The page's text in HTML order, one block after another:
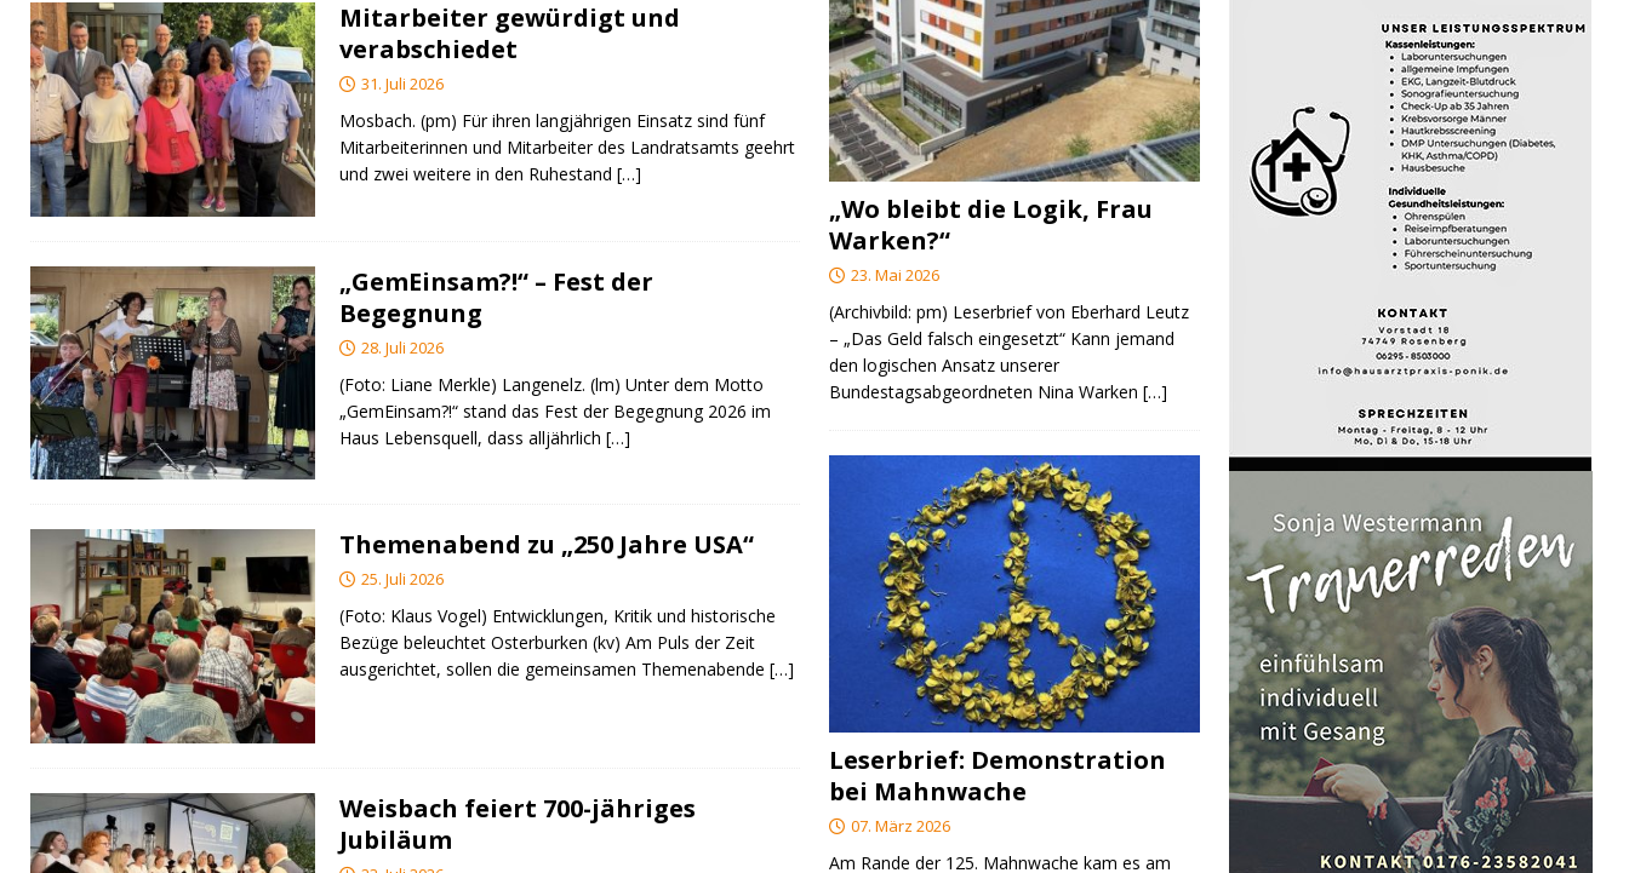
Mitarbeiter gewürdigt und
verabschiedet
31. Juli 2026
Mosbach. (pm) Für ihren langjährigen Einsatz sind fünf
Mitarbeiterinnen und Mitarbeiter des Landratsamts geehrt
und zwei weitere in den Ruhestand […]
„GemEinsam?!“ – Fest der
Begegnung
28. Juli 2026
(Foto: Liane Merkle) Langenelz. (lm) Unter dem Motto
„GemEinsam?!“ stand das Fest der Begegnung 2026 im
Haus Lebensquell, dass alljährlich […]
Themenabend zu „250 Jahre USA“
25. Juli 2026
(Foto: Klaus Vogel) Entwicklungen, Kritik und historische
Bezüge beleuchtet Osterburken (kv) Am Puls der Zeit
ausgerichtet, sollen die gemeinsamen Themenabende […]
Weisbach feiert 700-jähriges
Jubiläum
„Wo bleibt die Logik, Frau
Warken?“
23. Mai 2026
(Archivbild: pm) Leserbrief von Eberhard Leutz
– „Das Geld falsch eingesetzt“ Kann jemand
den logischen Ansatz unserer
Bundestagsabgeordneten Nina Warken[…]
Leserbrief: Demonstration
bei Mahnwache
07. März 2026
Am Rande der 125. Mahnwache kam es am